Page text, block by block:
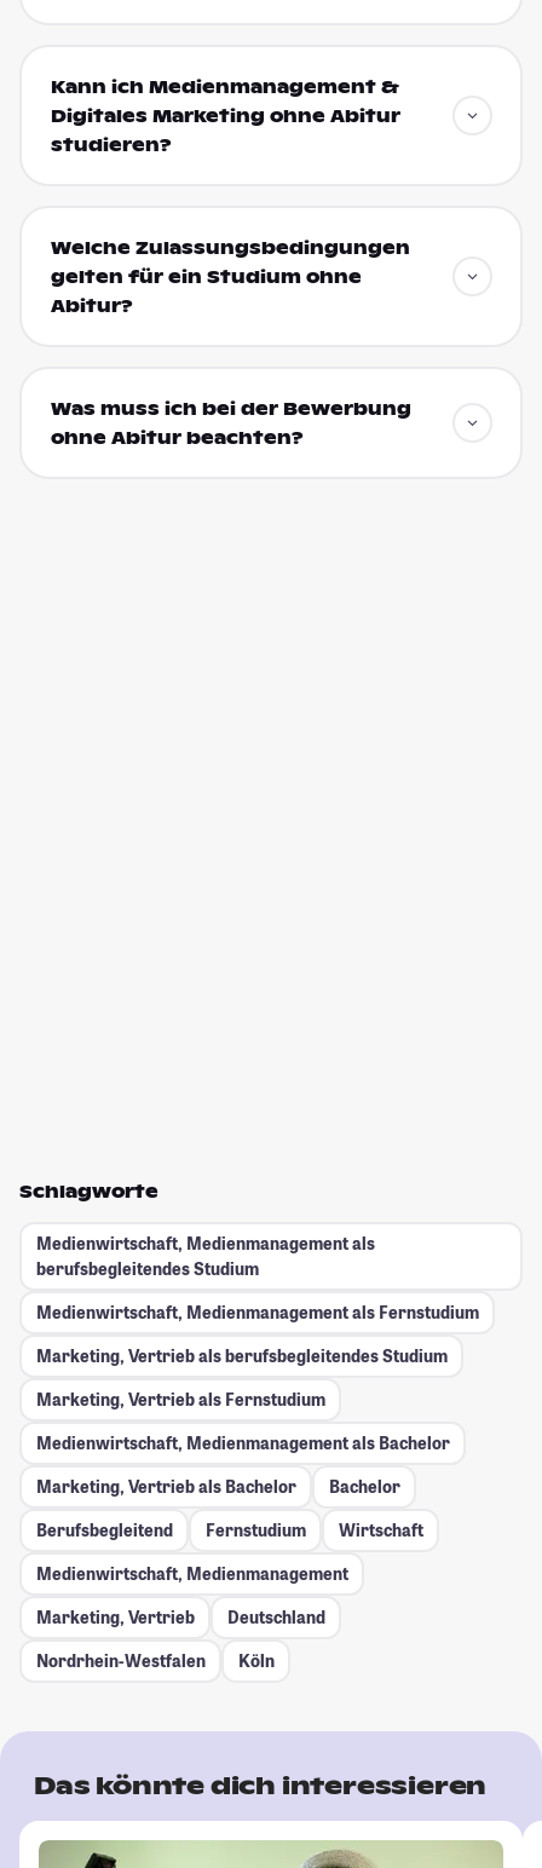
Kann ich Medienmanagement &
Digitales Marketing ohne Abitur
studieren?
Welche Zulassungsbedingungen
gelten für ein Studium ohne
Abitur?
Was muss ich bei der Bewerbung
ohne Abitur beachten?
Schlagworte
Medienwirtschaft, Medienmanagement als
berufsbegleitendes Studium
Medienwirtschaft, Medienmanagement als Fernstudium
Marketing, Vertrieb als berufsbegleitendes Studium
Marketing, Vertrieb als Fernstudium
Medienwirtschaft, Medienmanagement als Bachelor
Marketing, Vertrieb als Bachelor
Bachelor
Berufsbegleitend
Fernstudium
Wirtschaft
Medienwirtschaft, Medienmanagement
Marketing, Vertrieb
Deutschland
Nordrhein-Westfalen
Köln
Das könnte dich interessieren